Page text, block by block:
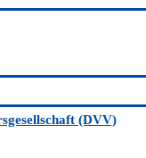
(DVV)